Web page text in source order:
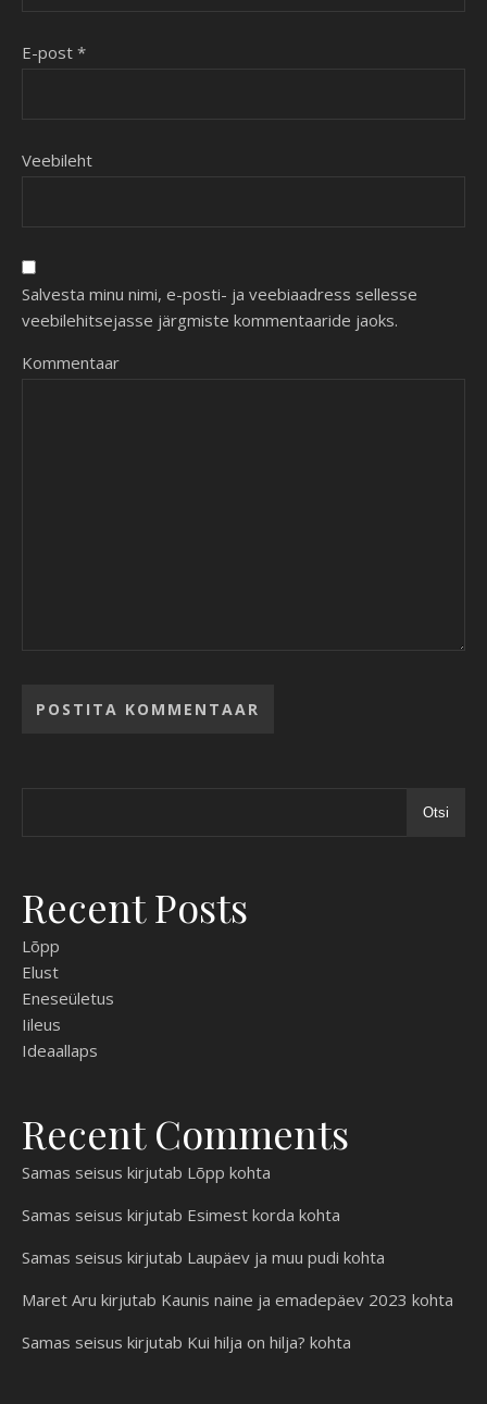
E-post *
Veebileht
Salvesta minu nimi, e-posti- ja veebiaadress sellesse
veebilehitsejasse järgmiste kommentaaride jaoks.
Kommentaar
Otsi
Recent Posts
Lõpp
Elust
Eneseületus
Iileus
Ideaallaps
Recent Comments
Samas seisus kirjutab Lõpp kohta
Samas seisus kirjutab Esimest korda kohta
Samas seisus kirjutab Laupäev ja muu pudi kohta
Maret Aru kirjutab Kaunis naine ja emadepäev 2023 kohta
Samas seisus kirjutab Kui hilja on hilja? kohta